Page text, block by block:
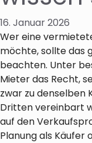
16. Januar 2026
Wer eine
möchte, sollte das
beachten. Unter
Mieter das Recht,
zwar zu denselben
Dritten vereinbart
auf den
Planung als Käufer